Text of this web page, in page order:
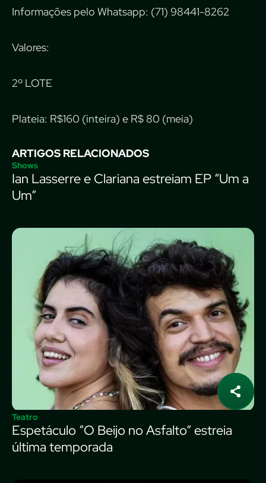
Informações pelo Whatsapp: (71) 98441-8262
Valores:
2º LOTE
Plateia: R$160 (inteira) e R$ 80 (meia)
ARTIGOS RELACIONADOS
Shows
Ian Lasserre e Clariana estreiam EP “Um a
Um”
Teatro
Espetáculo “O Beijo no Asfalto” estreia
última temporada